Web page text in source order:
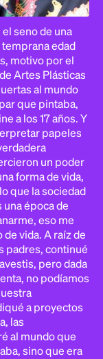
seno de una
edad
motivo por el
Artes Plásticas
al mundo
que pintaba,
a los 17 años. Y
papeles
un poder
forma de vida,
que la sociedad
época de
eso me
vida. A raíz de
padres, continué
pero dada
no podíamos
a proyectos
las
al mundo que
sino que era